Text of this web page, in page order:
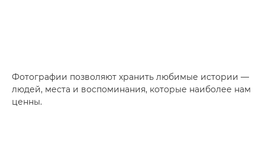
Фотографии позволяют хранить любимые истории —
людей, места и воспоминания, которые наиболее нам
ценны.